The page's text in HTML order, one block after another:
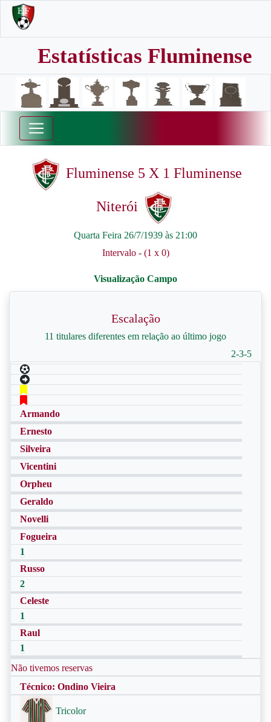
Estatísticas Fluminense
Fluminense 5 X 1 Fluminense
Niterói
Quarta Feira 26/7/1939 às 21:00
Intervalo - (1 x 0)
Escalação
11 titulares diferentes em relação ao último jogo
2-3-5
Armando
Ernesto
Silveira
Vicentini
Orpheu
Geraldo
Novelli
Fogueira
1
Russo
2
Celeste
1
Raul
1
Não tivemos reservas
Técnico: Ondino Vieira
Tricolor